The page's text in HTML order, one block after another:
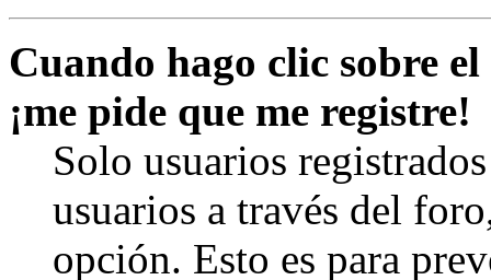
Cuando hago clic sobre
¡me pide que me registre!
Solo usuarios
usuarios a través del
opción. Esto es para